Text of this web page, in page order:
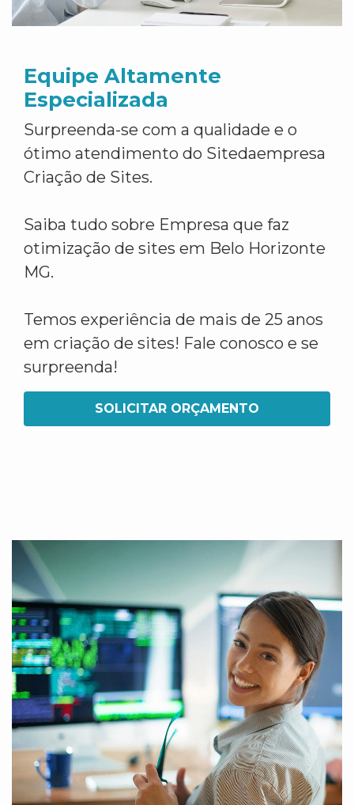
Equipe Altamente
Especializada
Surpreenda-se com a qualidade e o
ótimo atendimento do Sitedaempresa
Criação de Sites.
Saiba tudo sobre Empresa que faz
otimização de sites em Belo Horizonte
MG.
Temos experiência de mais de 25 anos
em criação de sites! Fale conosco e se
surpreenda!
SOLICITAR ORÇAMENTO